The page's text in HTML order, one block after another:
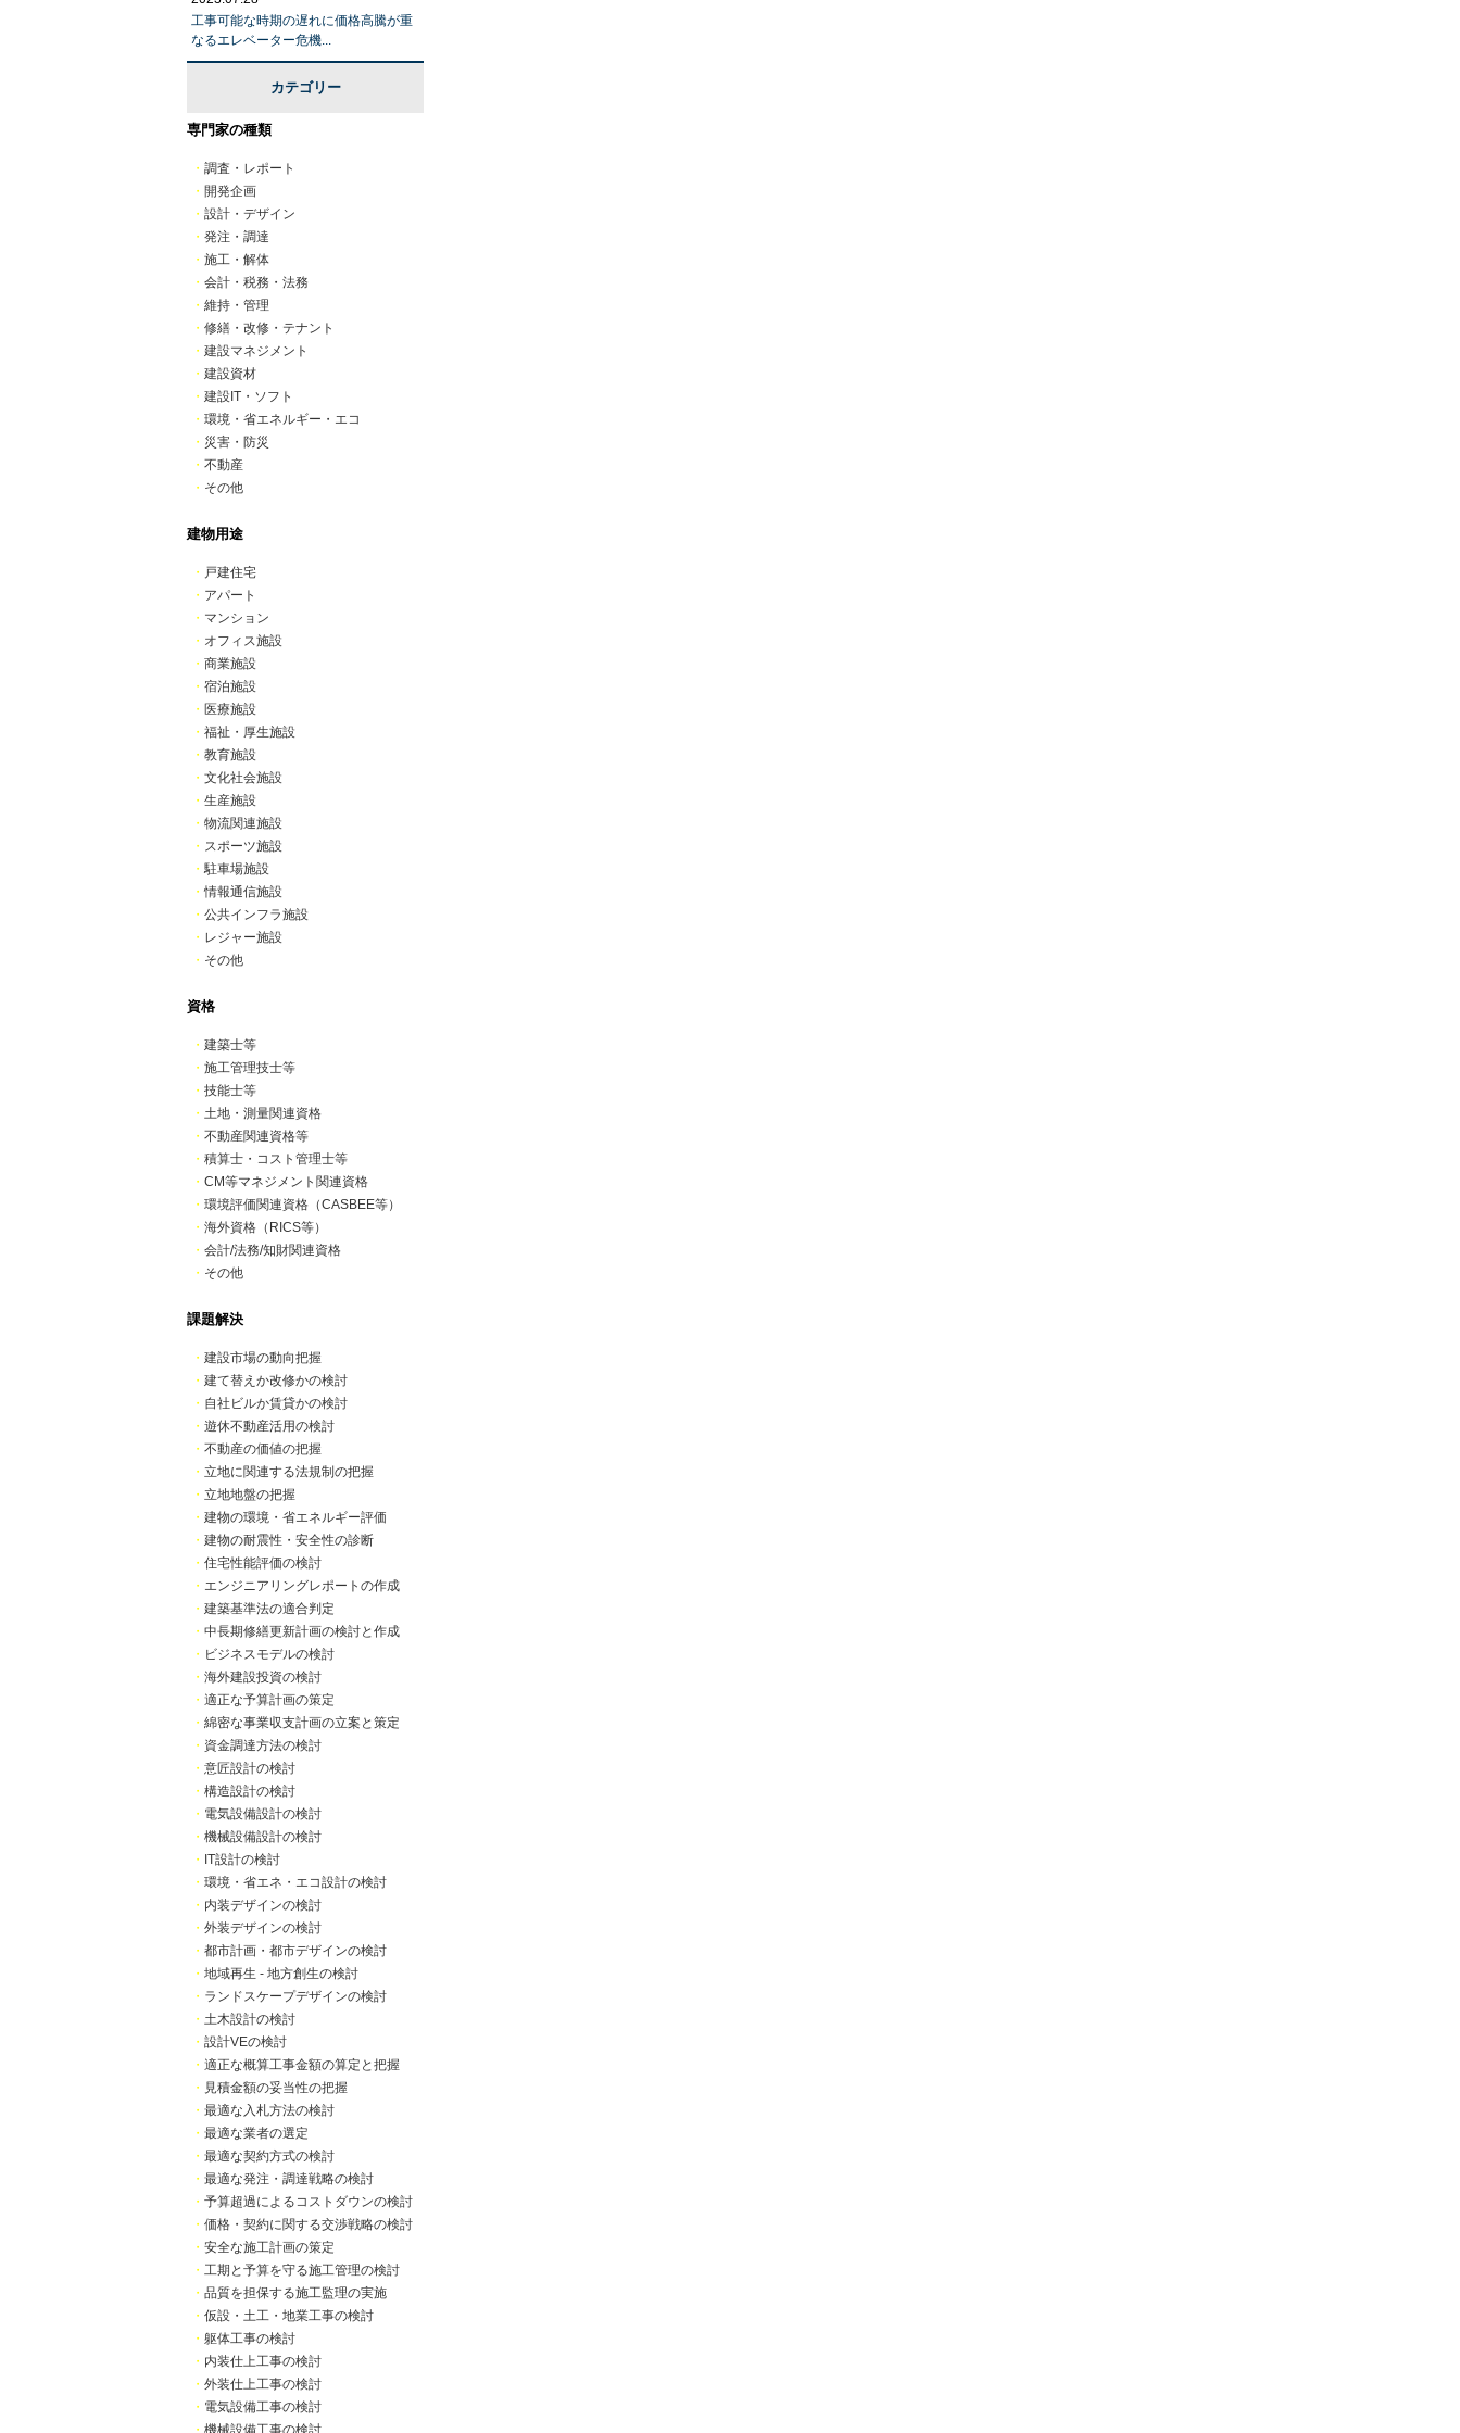
工事可能な時期の遅れに価格高騰が重
なるエレベーター危機...
カテゴリー
専門家の種類
・ 調査・レポート
・ 開発企画
・ 設計・デザイン
・ 発注・調達
・ 施工・解体
・ 会計・税務・法務
・ 維持・管理
・ 修繕・改修・テナント
・ 建設マネジメント
・ 建設資材
・ 建設IT・ソフト
・ 環境・省エネルギー・エコ
・ 災害・防災
・ 不動産
・ その他
建物用途
・ 戸建住宅
・ アパート
・ マンション
・ オフィス施設
・ 商業施設
・ 宿泊施設
・ 医療施設
・ 福祉・厚生施設
・ 教育施設
・ 文化社会施設
・ 生産施設
・ 物流関連施設
・ スポーツ施設
・駐車場施設
・情報通信施設
・ 公共インフラ施設
・ レジャー施設
・ その他
資格
・ 建築士等
・ 施工管理技士等
・ 技能士等
・ 土地・測量関連資格
・ 不動産関連資格等
・ 積算士・コスト管理士等
・ CM等マネジメント関連資格
・ 環境評価関連資格（CASBEE等）
・ 海外資格（RICS等）
・ 会計/法務/知財関連資格
・ その他
課題解決
・ 建設市場の動向把握
・ 建て替えか改修かの検討
・ 自社ビルか賃貸かの検討
・ 遊休不動産活用の検討
・ 不動産の価値の把握
・ 立地に関連する法規制の把握
・ 立地地盤の把握
・ 建物の環境・省エネルギー評価
・ 建物の耐震性・安全性の診断
・ 住宅性能評価の検討
・ エンジニアリングレポートの作成
・ 建築基準法の適合判定
・ 中長期修繕更新計画の検討と作成
・ ビジネスモデルの検討
・ 海外建設投資の検討
・ 適正な予算計画の策定
・ 綿密な事業収支計画の立案と策定
・ 資金調達方法の検討
・ 意匠設計の検討
・ 構造設計の検討
・ 電気設備設計の検討
・ 機械設備設計の検討
・ IT設計の検討
・ 環境・省エネ・エコ設計の検討
・ 内装デザインの検討
・ 外装デザインの検討
・ 都市計画・都市デザインの検討
・ 地域再生 - 地方創生の検討
・ ランドスケープデザインの検討
・ 土木設計の検討
・ 設計VEの検討
・ 適正な概算工事金額の算定と把握
・ 見積金額の妥当性の把握
・ 最適な入札方法の検討
・ 最適な業者の選定
・ 最適な契約方式の検討
・ 最適な発注・調達戦略の検討
・ 予算超過によるコストダウンの検討
・ 価格・契約に関する交渉戦略の検討
・ 安全な施工計画の策定
・ 工期と予算を守る施工管理の検討
・ 品質を担保する施工監理の実施
・ 仮設・土工・地業工事の検討
・ 躯体工事の検討
・ 内装仕上工事の検討
・ 外装仕上工事の検討
・ 電気設備工事の検討
・ 機械設備工事の検討